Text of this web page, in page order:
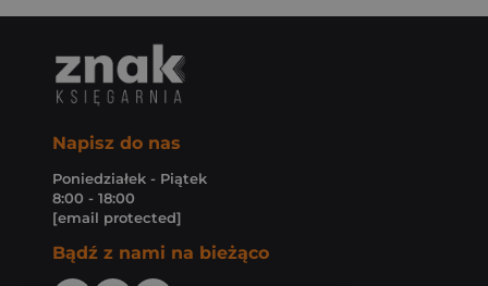
Napisz do nas
Poniedziałek - Piątek
8:00 - 18:00
[email protected]
Bądź z nami na bieżąco